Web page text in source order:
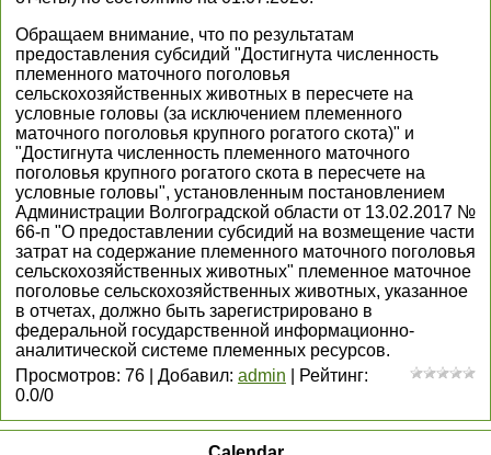
Обращаем внимание, что по результатам
предоставления субсидий "Достигнута численность
племенного маточного поголовья
сельскохозяйственных животных в пересчете на
условные головы (за исключением племенного
маточного поголовья крупного рогатого скота)" и
"Достигнута численность племенного маточного
поголовья крупного рогатого скота в пересчете на
условные головы", установленным постановлением
Администрации Волгоградской области от 13.02.2017 №
66-п "О предоставлении субсидий на возмещение части
затрат на содержание племенного маточного поголовья
сельскохозяйственных животных" племенное маточное
поголовье сельскохозяйственных животных, указанное
в отчетах, должно быть зарегистрировано в
федеральной государственной информационно-
аналитической системе племенных ресурсов.
Просмотров: 76 Добавил: admin Рейтинг:
0.0/0